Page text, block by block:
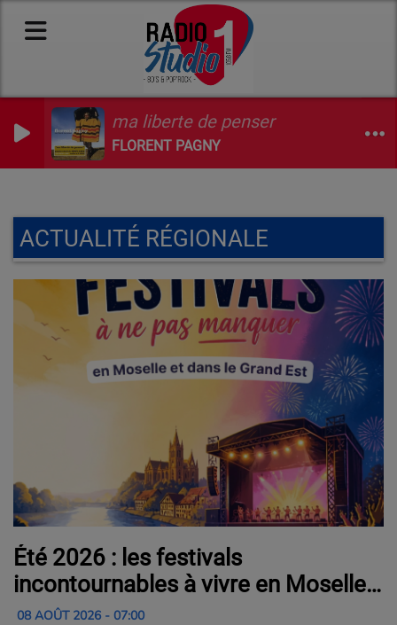
ma liberte de penser
FLORENT PAGNY
ACTUALITÉ RÉGIONALE
Été 2026 : les festivals
incontournables à vivre en Moselle
et dans le Grand Est
08 AOÛT 2026 - 07:00